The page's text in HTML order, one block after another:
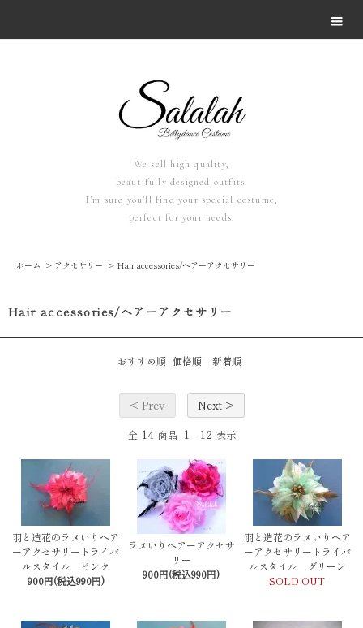
We sell high quality,
beautifully designed outfits.
I'm sure you'll find your special costume,
perfect for your needs.
ホーム > アクセサリー > Hair accessories/ヘアーアクセサリー
Hair accessories/ヘアーアクセサリー
おすすめ順 価格順 新着順
< Prev Next >
全 14 商品 1 - 12 表示
羽と造花のラメいりヘア
ーアクセサリートライバ
ルスタイル ピンク
900円(税込990円)
ラメいりヘアーアクセサ
リー
900円(税込990円)
羽と造花のラメいりヘア
ーアクセサリートライバ
ルスタイル グリーン
SOLD OUT